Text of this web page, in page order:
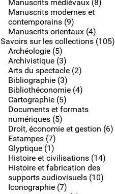
Manuscrits médiévaux (8)
Manuscrits modernes et
contemporains (9)
Manuscrits orientaux (4)
Savoirs sur les collections (105)
Archéologie (5)
Archivistique (3)
Arts du spectacle (2)
Bibliographie (3)
Bibliothéconomie (4)
Cartographie (5)
Documents et formats
numériques (5)
Droit, économie et gestion (6)
Estampes (7)
Glyptique (1)
Histoire et civilisations (14)
Histoire et fabrication des
supports audiovisuels (10)
Iconographie (7)